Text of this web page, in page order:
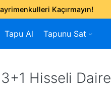
Kaçırmayın!
Tapu Al Tapunu Sat
Hisseli Daire